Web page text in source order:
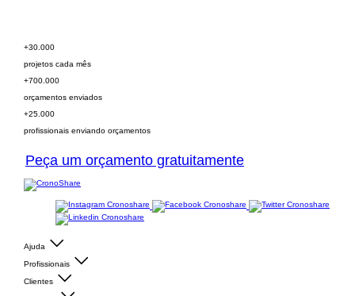
+30.000
projetos cada mês
+700.000
orçamentos enviados
+25.000
profissionais enviando orçamentos
Peça um orçamento gratuitamente
Ajuda
Profissionais
Clientes